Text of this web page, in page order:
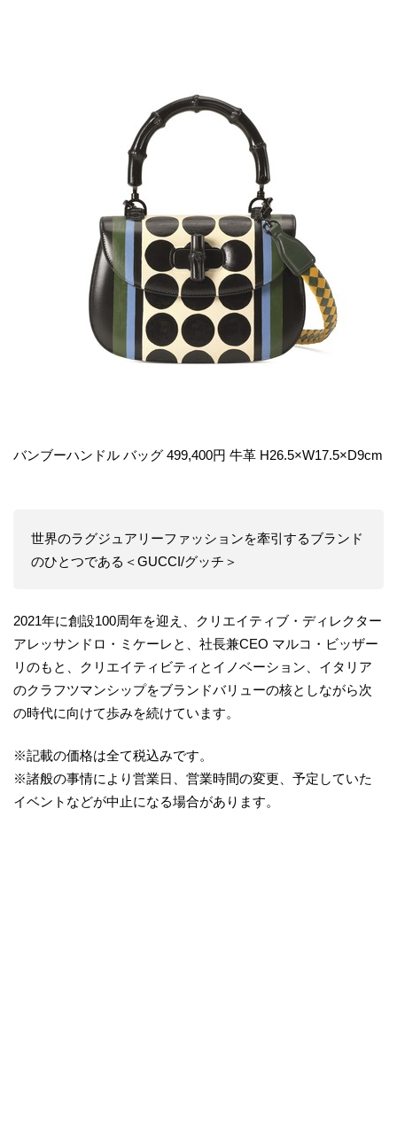
バンブーハンドル バッグ 499,400円 牛革 H26.5×W17.5×D9cm
世界のラグジュアリーファッションを牽引するブランド
のひとつである＜GUCCI/グッチ＞
2021年に創設100周年を迎え、クリエイティブ・ディレクター
アレッサンドロ・ミケーレと、社長兼CEO マルコ・ビッザー
リのもと、クリエイティビティとイノベーション、イタリア
のクラフツマンシップをブランドバリューの核としながら次
の時代に向けて歩みを続けています。
※記載の価格は全て税込みです。
※諸般の事情により営業日、営業時間の変更、予定していた
イベントなどが中止になる場合があります。